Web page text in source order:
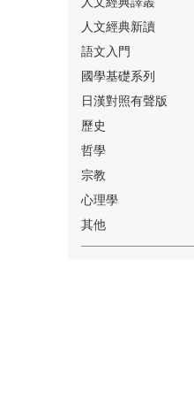
⑱
人文經典新讀
語文入門
國學基礎系列
日漢對照有聲版
歷史
哲學
宗教
心理學
其他